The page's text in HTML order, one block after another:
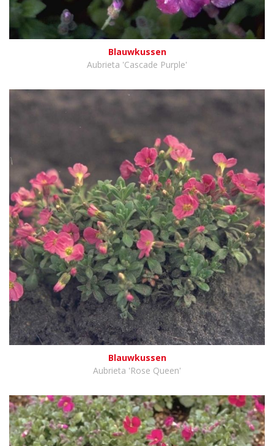
Blauwkussen
Aubrieta 'Cascade Purple'
Blauwkussen
Aubrieta 'Rose Queen'